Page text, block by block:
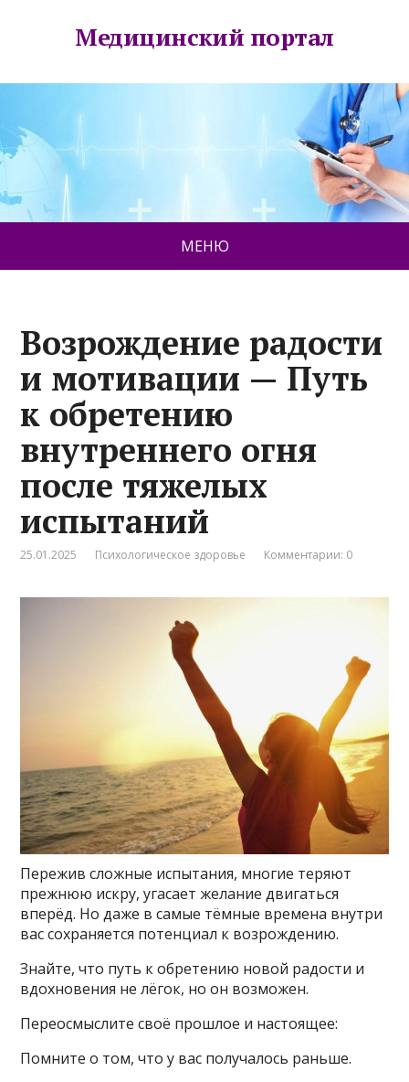
Медицинский портал
МЕНЮ
Возрождение радости
и мотивации — Путь
к обретению
внутреннего огня
после тяжелых
испытаний
25.01.2025 Психологическое здоровье Комментарии: 0
Пережив сложные испытания, многие теряют
прежнюю искру, угасает желание двигаться
вперёд. Но даже в самые тёмные времена внутри
вас сохраняется потенциал к возрождению.
Знайте, что путь к обретению новой радости и
вдохновения не лёгок, но он возможен.
Переосмыслите своё прошлое и настоящее:
Помните о том, что у вас получалось раньше.